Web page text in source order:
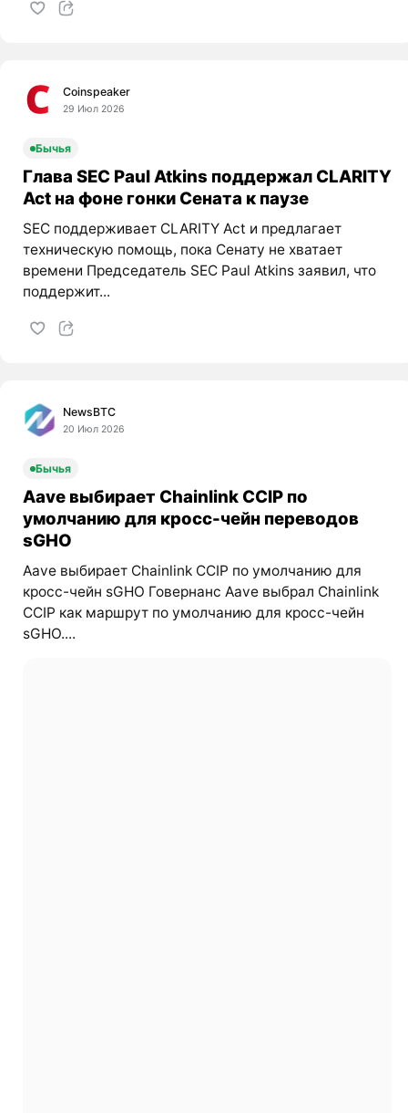
Coinspeaker
29 Июл 2026
Бычья
Глава SEC Paul Atkins поддержал CLARITY
Act на фоне гонки Сената к паузе
SEC поддерживает CLARITY Act и предлагает
техническую помощь, пока Сенату не хватает
времени Председатель SEC Paul Atkins заявил, что
поддержит...
NewsBTC
20 Июл 2026
Бычья
Aave выбирает Chainlink CCIP по
умолчанию для кросс-чейн переводов
sGHO
Aave выбирает Chainlink CCIP по умолчанию для
кросс-чейн sGHO Говернанс Aave выбрал Chainlink
CCIP как маршрут по умолчанию для кросс-чейн
sGHO....